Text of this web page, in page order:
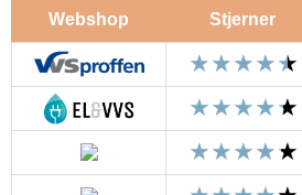
Webshop Stjerner